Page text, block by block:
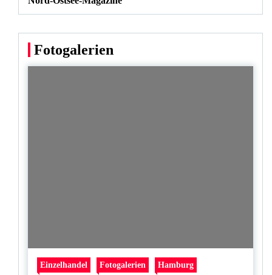
Fotogalerien
Einzelhandel Fotogalerien Hamburg